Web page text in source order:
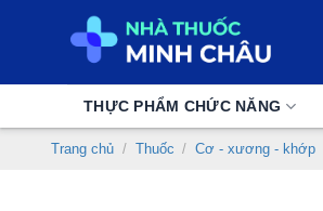
THỰC PHẨM CHỨC NĂNG
Trang chủ / Thuốc / Cơ - xương - khớp